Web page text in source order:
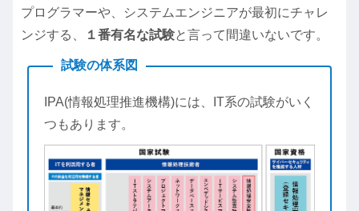
プログラマーや、システムエンジニアが最初にチャレ
ンジする、
１番有名な試験と言って間違いないです。
試験の体系図
IPA(情報処理推進機構)には、IT系の試験がいく
つもあります。